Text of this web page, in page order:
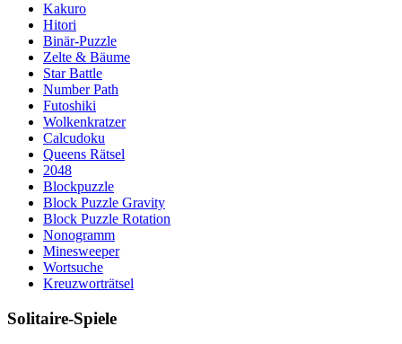
Kakuro
Hitori
Binär-Puzzle
Zelte & Bäume
Star Battle
Number Path
Futoshiki
Wolkenkratzer
Calcudoku
Queens Rätsel
2048
Blockpuzzle
Block Puzzle Gravity
Block Puzzle Rotation
Nonogramm
Minesweeper
Wortsuche
Kreuzworträtsel
Solitaire-Spiele